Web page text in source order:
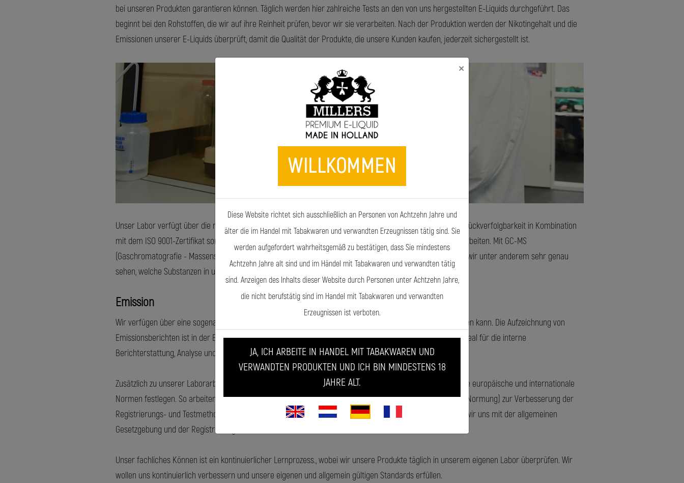
×
WILLKOMMEN
Diese Website richtet sich ausschließlich an Personen von Achtzehn Jahre und
älter die im Handel mit Tabakwaren und verwandten Erzeugnissen tätig sind. Sie
werden aufgefordert wahrheitsgemäß zu bestätigen, dass Sie mindestens
Achtzehn Jahre alt sind und im Händel mit Tabakwaren und verwandten tätig
sind. Anzeigen des Inhalts dieser Website durch Personen unter Achtzehn Jahre,
die nicht berufstätig sind im Handel mit Tabakwaren und verwandten
Erzeugnissen ist verboten.
JA, ICH ARBEITE IN HANDEL MIT TABAKWAREN UND
VERWANDTEN PRODUKTEN UND ICH BIN MINDESTENS 18
JAHRE ALT.
bei unseren Produkten garantieren können. Täglich werden hier zahlreiche Tests an den von uns hergestellten E-Liquids durchgeführt. Das
beginnt bei den Rohstoffen, die wir auf ihre Reinheit prüfen, bevor wir sie verarbeiten. Nach der Produktion werden der Nikotingehalt und die
Emissionen unserer E-Liquids überprüft, damit die Qualität der Produkte, die unsere Kunden kaufen, jederzeit sichergestellt ist.
Unser Labor verfügt über die neueste Ausrüstung für die bestmögliche Qualitätskontrolle. Die vollständige Rückverfolgbarkeit in Kombination
mit dem ISO 9001-Zertifikat sorgt dafür, dass wir kontinuierlich an dem qualitativ hochwertigsten Produkt arbeiten. Mit GC-MS
(Gaschromatografie - Massenspektrometrie) und HPLC (Hochdruck-Flüssigkeits-Chromatograpfie) können wir unter anderem sehr genau
sehen, welche Substanzen in unserer E-Flüssigkeit enthalten sind.
Emission
Wir verfügen über eine sogenannte Puffing-Maschine, mit der die Emission von E-Zigaretten getestet werden kann. Die Aufzeichnung von
Emissionsberichten ist in der Europäischen Union vorgeschrieben. Der Besitz dieser Ausrüstung ist daher ideal für die interne
Berichterstattung, Analyse und Aufzeichnung.
Zusätzlich zu unserer Laborarbeit nehmen wir an verschiedenen NEN-, CEN- und ISO-Arbeitsgruppen teil, die europäische und internationale
Normen festlegen. So arbeiten wir zum Beispiel mit der Arbeitsgruppe des CEN (Europäisches Komitee für Normung) zur Verbesserung der
Registrierungs- und Testmethode von E-Zigaretten und E-Liquids zusammen. Im NEN-Ausschuss befassen wir uns mit der allgemeinen
Gesetzgebung und der Registrierung.
Unser fachliches Können ist ein kontinuierlicher Lernprozess., wobei wir unsere Produkte täglich in unserem eigenen Labor überprüfen. Wir
wollen uns kontinuierlich verbessern und unsere eigenen und allgemein gültigen Standards erfüllen.